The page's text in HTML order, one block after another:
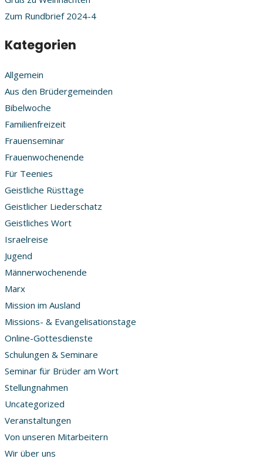
Zum Rundbrief 2024-4
Kategorien
Allgemein
Aus den Brüdergemeinden
Bibelwoche
Familienfreizeit
Frauenseminar
Frauenwochenende
Für Teenies
Geistliche Rüsttage
Geistlicher Liederschatz
Geistliches Wort
Israelreise
Jugend
Männerwochenende
Marx
Mission im Ausland
Missions- & Evangelisationstage
Online-Gottesdienste
Schulungen & Seminare
Seminar für Brüder am Wort
Stellungnahmen
Uncategorized
Veranstaltungen
Von unseren Mitarbeitern
Wir über uns